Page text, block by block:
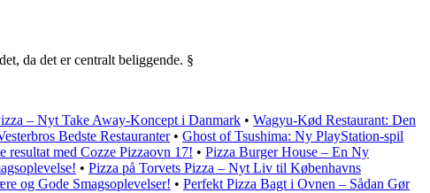
da det er centralt beliggende. §
– Nyt Take Away-Koncept i Danmark • Wagyu-Kød Restaurant: Den
Bedste Restauranter• Ghost of Tsushima: Ny PlayStation-spil
resultat med Cozze Pizzaovn 17! • Pizza Burger House – En Ny
• Pizza på Torvets Pizza – Nyt Liv til Københavns
og Gode Smagsoplevelser! • Perfekt Pizza Bagt i Ovnen – Sådan Gør